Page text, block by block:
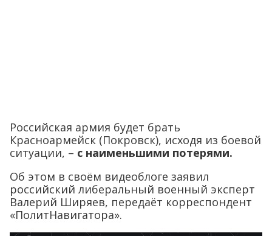
Российская армия будет брать
Красноармейск (Покровск), исходя из боевой
ситуации, – с наименьшими потерями.
Об этом в своём видеоблоге заявил
российский либеральный военный эксперт
Валерий Ширяев, передаёт корреспондент
«ПолитНавигатора».